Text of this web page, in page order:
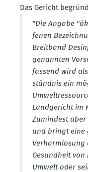
Das Gericht
"Die Angabe
fenen
Breitband
genannten
fassend wird
ständnis ein
Landge­richt im
Zumindest
und bringt eine
Verharm­losung
Gesundheit
Umwelt oder